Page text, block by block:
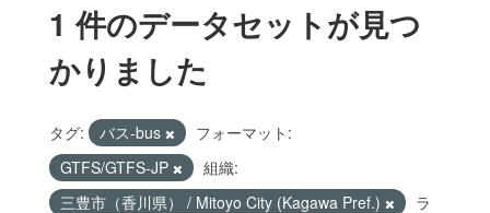
1 件のデータセットが見つ
かりました
タグ: バス-bus
フォーマット:
GTFS/GTFS-JP
組織:
三豊市（香川県） / Mitoyo City (Kagawa Pref.)
ラ